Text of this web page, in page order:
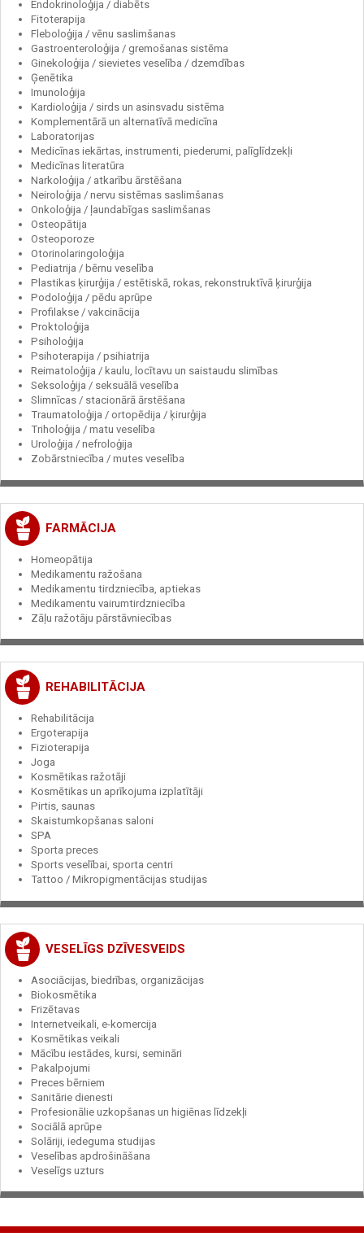
Endokrinoloģija / diabēts
Fitoterapija
Fleboloģija / vēnu saslimšanas
Gastroenteroloģija / gremošanas sistēma
Ginekoloģija / sievietes veselība / dzemdības
Ģenētika
Imunoloģija
Kardioloģija / sirds un asinsvadu sistēma
Komplementārā un alternatīvā medicīna
Laboratorijas
Medicīnas iekārtas, instrumenti, piederumi, palīglīdzekļi
Medicīnas literatūra
Narkoloģija / atkarību ārstēšana
Neiroloģija / nervu sistēmas saslimšanas
Onkoloģija / ļaundabīgas saslimšanas
Osteopātija
Osteoporoze
Otorinolaringoloģija
Pediatrija / bērnu veselība
Plastikas ķirurģija / estētiskā, rokas, rekonstruktīvā ķirurģija
Podoloģija / pēdu aprūpe
Profilakse / vakcinācija
Proktoloģija
Psiholoģija
Psihoterapija / psihiatrija
Reimatoloģija / kaulu, locītavu un saistaudu slimības
Seksoloģija / seksuālā veselība
Slimnīcas / stacionārā ārstēšana
Traumatoloģija / ortopēdija / ķirurģija
Triholoģija / matu veselība
Uroloģija / nefroloģija
Zobārstniecība / mutes veselība
FARMĀCIJA
Homeopātija
Medikamentu ražošana
Medikamentu tirdzniecība, aptiekas
Medikamentu vairumtirdzniecība
Zāļu ražotāju pārstāvniecības
REHABILITĀCIJA
Rehabilitācija
Ergoterapija
Fizioterapija
Joga
Kosmētikas ražotāji
Kosmētikas un aprīkojuma izplatītāji
Pirtis, saunas
Skaistumkopšanas saloni
SPA
Sporta preces
Sports veselībai, sporta centri
Tattoo / Mikropigmentācijas studijas
VESELĪGS DZĪVESVEIDS
Asociācijas, biedrības, organizācijas
Biokosmētika
Frizētavas
Internetveikali, e-komercija
Kosmētikas veikali
Mācību iestādes, kursi, semināri
Pakalpojumi
Preces bērniem
Sanitārie dienesti
Profesionālie uzkopšanas un higiēnas līdzekļi
Sociālā aprūpe
Solāriji, iedeguma studijas
Veselības apdrošināšana
Veselīgs uzturs